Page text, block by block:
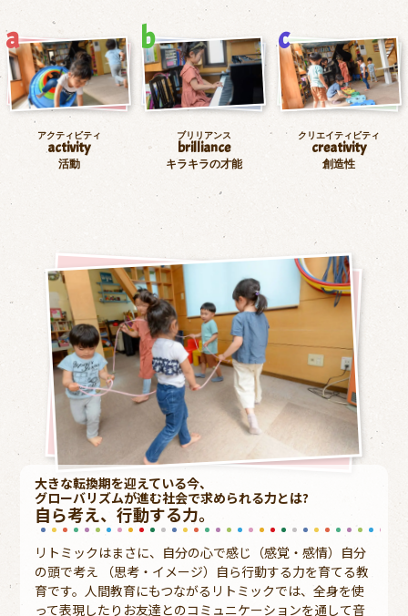
アクティビティ
activity
活動
ブリリアンス
brilliance
キラキラの才能
クリエイティビティ
creativity
創造性
大きな転換期を迎えている今、
グローバリズムが進む社会で求められる力とは?
自ら考え、行動する力。
リトミックはまさに、自分の心で感じ（感覚・感情）自分
の頭で考え （思考・イメージ）自ら行動する力を育てる教
育です。人間教育にもつながるリトミックでは、全身を使
って表現したりお友達とのコミュニケーションを通して音